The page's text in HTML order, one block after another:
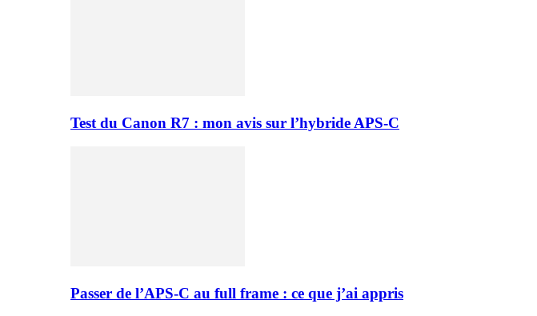
Test du Canon R7 : mon avis sur l’hybride APS-C
Passer de l’APS-C au full frame : ce que j’ai appris